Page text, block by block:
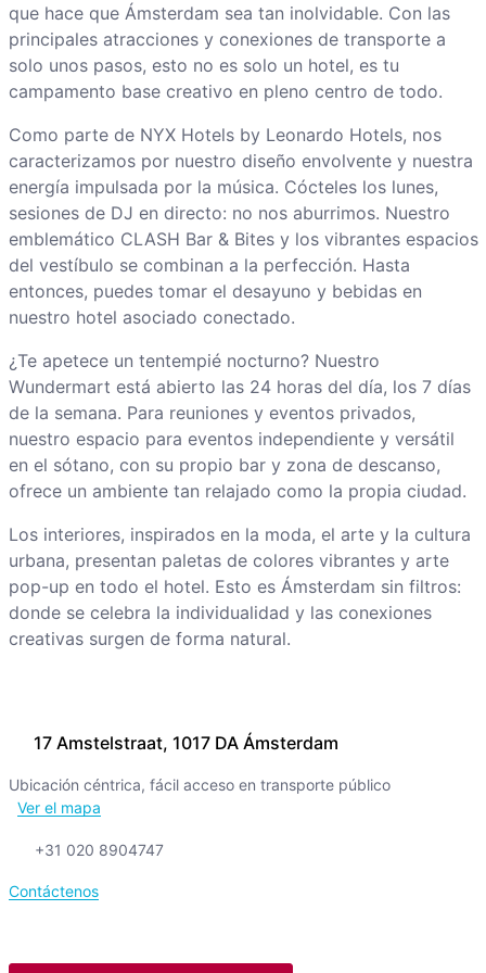
17 Amstelstraat, 1017 DA Ámsterdam
Ubicación céntrica, fácil acceso en transporte público
Ver el mapa
+31 020 8904747
Contáctenos
que hace que Ámsterdam sea tan inolvidable. Con las
principales atracciones y conexiones de transporte a
solo unos pasos, esto no es solo un hotel, es tu
campamento base creativo en pleno centro de todo.
Como parte de NYX Hotels by Leonardo Hotels, nos
caracterizamos por nuestro diseño envolvente y nuestra
energía impulsada por la música. Cócteles los lunes,
sesiones de DJ en directo: no nos aburrimos. Nuestro
emblemático CLASH Bar & Bites y los vibrantes espacios
del vestíbulo se combinan a la perfección. Hasta
entonces, puedes tomar el desayuno y bebidas en
nuestro hotel asociado conectado.
¿Te apetece un tentempié nocturno? Nuestro
Wundermart está abierto las 24 horas del día, los 7 días
de la semana. Para reuniones y eventos privados,
nuestro espacio para eventos independiente y versátil
en el sótano, con su propio bar y zona de descanso,
ofrece un ambiente tan relajado como la propia ciudad.
Los interiores, inspirados en la moda, el arte y la cultura
urbana, presentan paletas de colores vibrantes y arte
pop-up en todo el hotel. Esto es Ámsterdam sin filtros:
donde se celebra la individualidad y las conexiones
creativas surgen de forma natural.